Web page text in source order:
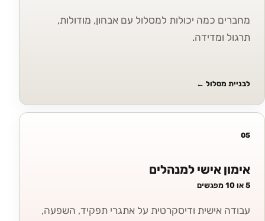
מחברים כמה יכולות למסלול עם אבחון, מודולות,
תרגול ומדידה.
לבניית מסלול ←
05
אימון אישי למנהלים
5 או 10 מפגשים
עבודה אישית ודיסקרטית על אתגרי תפקיד, השפעה,